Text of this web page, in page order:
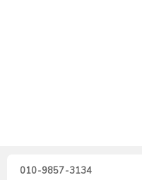
010-9857-3134